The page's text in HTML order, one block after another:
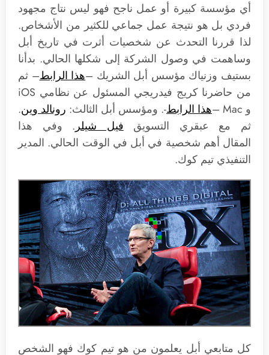
أي مؤسسة كبيرة أو عمل ناجح فهو ليس نتاج مجهود
فردي بل هو نتيجة عمل جماعي للكثير من الأشخاص.
لذا قررنا التحدث عن شخصيات أثرت في تاريخ أبل
وساهمت في وصول الشركة إلى شكلها الحالي. بدأنا
بستيف وزنياك مؤسس أبل الشريك –هذا الرابط– ثم
من حاضرنا كريج فيدريجي المسئول عن نظامي iOS
و Mac –
هذا الرابط-. ومؤسس أبل الثالث: رونالد وين.
ثم مع عبقري التسويق فيل شيلر. وفي هذا
المقال أهم شخصية في أبل في الوقت الحالي. المدير
التنفيذي تيم كوك.
كل متابعي أبل يعلمون من هو تيم كوك فهو الشخص